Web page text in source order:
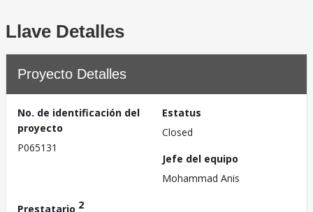
Llave Detalles
Proyecto Detalles
No. de identificación del
proyecto
P065131
Estatus
Closed
Jefe del equipo
Mohammad Anis
Prestatario 2